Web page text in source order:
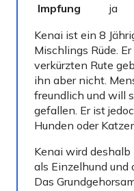
Impfung
ja
Kenai ist ein 8
Mischlings Rüde.
verkürzten Rute
ihn aber nicht.
freundlich und will
gefallen. Er ist
Hunden oder
Kenai wird deshalb
als Einzelhund und
Das